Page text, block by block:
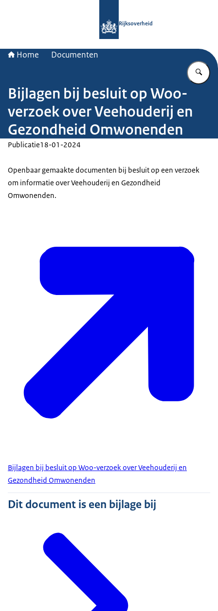
Rijksoverheid
Home Documenten
Bijlagen bij besluit op Woo-
verzoek over Veehouderij en
Gezondheid Omwonenden
Publicatie18-01-2024
Openbaar gemaakte documenten bij besluit op een verzoek
om informatie over Veehouderij en Gezondheid
Omwonenden.
Bijlagen bij besluit op Woo-verzoek over Veehouderij en
Gezondheid Omwonenden
Dit document is een bijlage bij